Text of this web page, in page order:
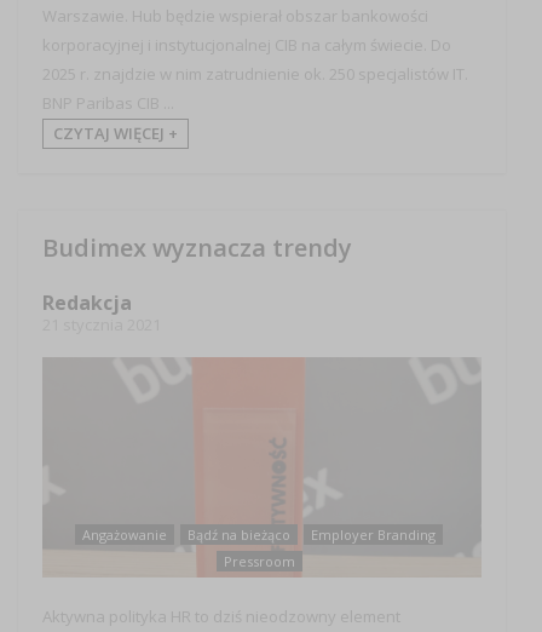
Warszawie. Hub będzie wspierał obszar bankowości
korporacyjnej i instytucjonalnej CIB na całym świecie. Do
2025 r. znajdzie w nim zatrudnienie ok. 250 specjalistów IT.
BNP Paribas CIB ...
CZYTAJ WIĘCEJ +
Budimex wyznacza trendy
Redakcja
Angażowanie Bądź na bieżąco
Employer Branding
Pressroom
Aktywna polityka HR to dziś nieodzowny element